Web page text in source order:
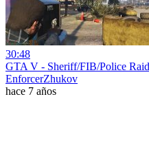
30:48
GTA V - Sheriff/FIB/Police
EnforcerZhukov
hace 7 años